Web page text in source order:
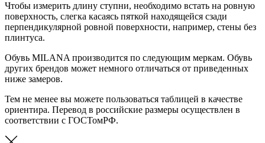
Чтобы измерить длину ступни, необходимо встать на ровную
поверхность, слегка касаясь пяткой находящейся сзади
перпендикулярной ровной поверхности, например, стены без
плинтуса.
Обувь MILANA производится по следующим меркам. Обувь
других брендов может немного отличаться от приведенных
ниже замеров.
Тем не менее вы можете пользоваться таблицей в качестве
ориентира. Перевод в российские размеры осуществлен в
соответствии с ГОСТомРФ.